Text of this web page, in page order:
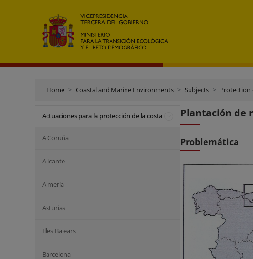
Home Coastal and Marine Environments Subjects Protection
Actuaciones para la protección de la costa
A Coruña
Alicante
Almería
Asturias
Illes Balears
Barcelona
Plantación de
Problemática